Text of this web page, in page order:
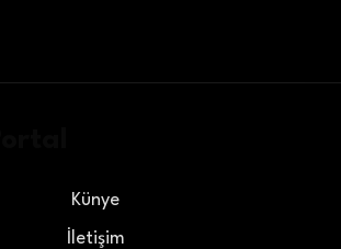
Künye
İletişim